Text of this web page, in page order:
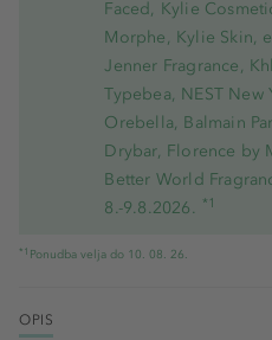
Faced, Kylie
Morphe, Kylie Skin,
Jenner Fragrance,
Typebea, NEST
Orebella, Balmain
Drybar, Florence by
Better World
8.-9.8.2026. *1
*1 Ponudba velja do 10. 08. 26.
OPIS